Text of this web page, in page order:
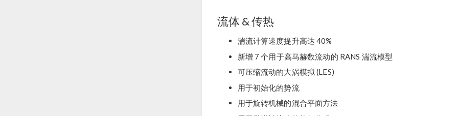
流体 & 传热
湍流计算速度提升高达 40%
新增 7 个用于高马赫数流动的 RANS 湍流模型
可压缩流动的大涡模拟 (LES)
用于初始化的势流
用于旋转机械的混合平面方法